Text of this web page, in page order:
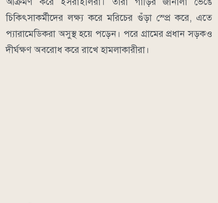
চিকিৎসাকর্মীদের লক্ষ্য করে মরিচের গুঁড়া স্প্রে করে, এতে
প্যারামেডিকরা অসুস্থ হয়ে পড়েন। পরে গ্রামের প্রধান সড়কও
দীর্ঘক্ষণ অবরোধ করে রাখে হামলাকারীরা।